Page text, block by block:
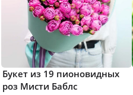
Букет из 19 пионовидных
роз Мисти Баблс